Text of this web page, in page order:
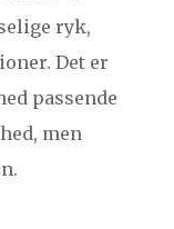
ryk,
Det er
passende
men